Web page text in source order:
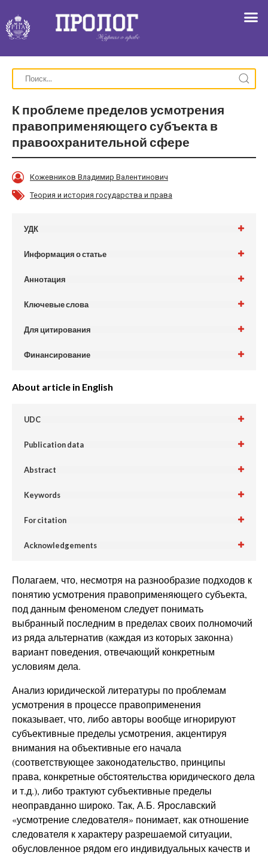
К проблеме пределов усмотрения
правоприменяющего субъекта в
правоохранительной сфере
Кожевников Владимир Валентинович
Теория и история государства и права
УДК
Информация о статье
Аннотация
Ключевые слова
Для цитирования
Финансирование
About article in English
UDC
Publication data
Abstract
Keywords
For citation
Acknowledgements
Полагаем, что, несмотря на разнообразие подходов к
понятию усмотрения правоприменяющего субъекта,
под данным феноменом следует понимать
выбранный последним в пределах своих полномочий
из ряда альтернатив (каждая из которых законна)
вариант поведения, отвечающий конкретным
условиям дела.
Анализ юридической литературы по проблемам
усмотрения в процессе правоприменения
показывает, что, либо авторы вообще игнорируют
субъективные пределы усмотрения, акцентируя
внимания на объективные его начала
(соответствующее законодательство, принципы
права, конкретные обстоятельства юридического дела
и т.д.), либо трактуют субъективные пределы
неоправданно широко. Так, А.Б. Ярославский
«усмотрение следователя» понимает, как отношение
следователя к характеру разрешаемой ситуации,
обусловленное рядом его индивидуальных качеств и